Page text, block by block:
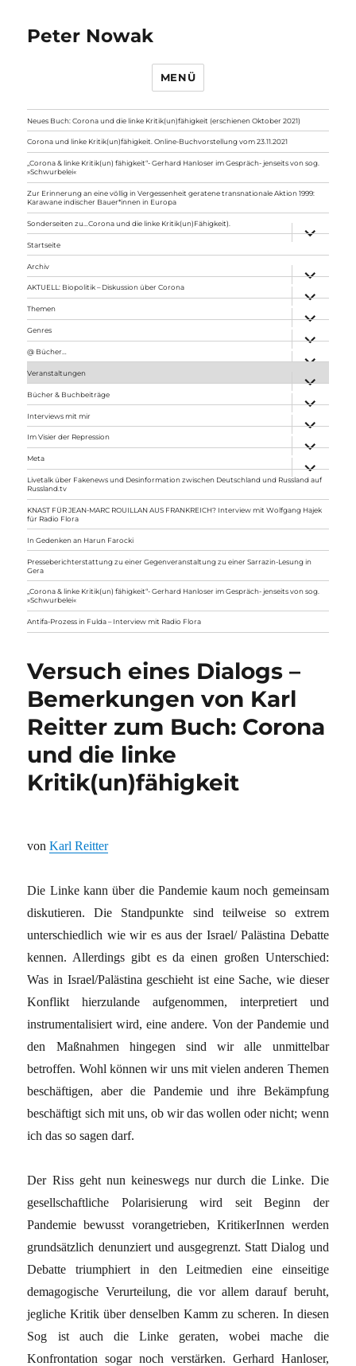
Peter Nowak
MENÜ
Neues Buch: Corona und die linke Kritik(un)fähigkeit (erschienen Oktober 2021)
Corona und linke Kritik(un)fähigkeit. Online-Buchvorstellung vom 23.11.2021
„Corona & linke Kritik(un) fähigkeit“- Gerhard Hanloser im Gespräch- jenseits von sog.
»Schwurbelei«
Zur Erinnerung an eine völlig in Vergessenheit geratene transnationale Aktion 1999:
Karawane indischer Bauer*innen in Europa
Sonderseiten zu…Corona und die linke Kritik(un)Fähigkeit).
anzeigen
Startseite
Archiv
anzeigen
AKTUELL: Biopolitik – Diskussion über Corona
anzeigen
Themen
anzeigen
Genres
anzeigen
@ Bücher…
Veranstaltungen
anzeigen
Bücher & Buchbeiträge
anzeigen
Interviews mit mir
anzeigen
Im Visier der Repression
anzeigen
Meta
anzeigen
Livetalk über Fakenews und Desinformation zwischen Deutschland und Russland auf
Russland.tv
KNAST FÜR JEAN-MARC ROUILLAN AUS FRANKREICH? Interview mit Wolfgang Hajek
für Radio Flora
In Gedenken an Harun Farocki
Presseberichterstattung zu einer Gegenveranstaltung zu einer Sarrazin-Lesung in
Gera
„Corona & linke Kritik(un) fähigkeit“- Gerhard Hanloser im Gespräch- jenseits von sog.
»Schwurbelei«
Antifa-Prozess in Fulda – Interview mit Radio Flora
Versuch eines Dialogs –
Bemerkungen von Karl
Reitter zum Buch: Corona
und die linke
Kritik(un)fähigkeit
vonKarl Reitter
Die Linke kann über die Pandemie kaum noch gemeinsam
diskutieren. Die Standpunkte sind teilweise so extrem
unterschiedlich wie wir es aus der Israel/ Palästina Debatte
kennen. Allerdings gibt es da einen großen Unterschied:
Was in Israel/Palästina geschieht ist eine Sache, wie dieser
Konflikt hierzulande aufgenom­men, interpretiert und
instrumentalisiert wird, eine andere. Von der Pandemie und
den Maßnahmen hingegen sind wir alle unmittelbar
betroffen. Wohl können wir uns mit vielen anderen Themen
beschäfti­gen, aber die Pandemie und ihre Bekämp­fung
beschäftigt sich mit uns, ob wir das wollen oder nicht; wenn
ich das so sagen darf.
Der Riss geht nun keineswegs nur durch die Linke. Die
gesellschaftliche Polarisie­rung wird seit Beginn der
Pandemie bewusst vorangetrieben, KritikerInnen werden
grundsätzlich denunziert und aus­gegrenzt. Statt Dialog und
Debatte trium­phiert in den Leitmedien eine einseitige
demagogische Verurteilung, die vor allem darauf beruht,
jegliche Kritik über densel­ben Kamm zu scheren. In diesen
Sog ist auch die Linke geraten, wobei mache die
Konfrontation sogar noch verstärken. Ger­hard Hanloser,